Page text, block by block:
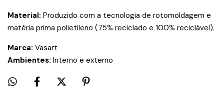
Material: Produzido com a tecnologia de rotomoldagem e
matéria prima polietileno (75% reciclado e 100% reciclável).
Marca: Vasart
Ambientes: Interno e externo